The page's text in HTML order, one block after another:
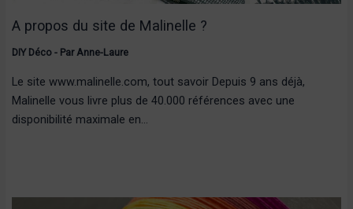
A propos du site de Malinelle ?
DIY Déco- ParAnne-Laure
Le site www.malinelle.com, tout savoir Depuis 9 ans déjà,
Malinelle vous livre plus de 40.000 références avec une
disponibilité maximale en…